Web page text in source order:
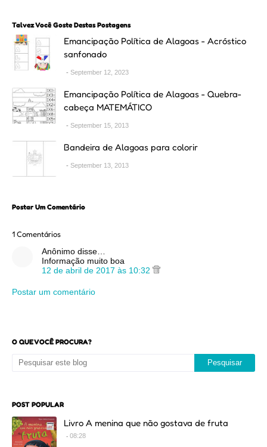
Talvez Você Goste Destas Postagens
Emancipação Política de Alagoas - Acróstico
sanfonado
September 12, 2023
Emancipação Política de Alagoas - Quebra-
cabeça MATEMÁTICO
September 15, 2013
Bandeira de Alagoas para colorir
September 13, 2013
Postar Um Comentário
1 Comentários
Anônimo disse…
Informação muito boa
12 de abril de 2017 às 10:32
Postar um comentário
O QUE VOCÊ PROCURA?
POST POPULAR
Livro A menina que não gostava de fruta
08:28